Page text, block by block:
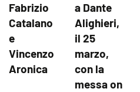
Fabrizio
Catalano
e
Vincenzo
Aronica
a Dante
Alighieri,
il 25
marzo,
con la
messa on